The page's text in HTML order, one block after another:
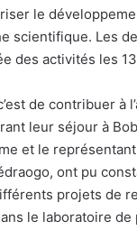
le
scientifique. Les
des activités les
de contribuer à
leur séjour à
et le
ont pu
projets de
le laboratoire de